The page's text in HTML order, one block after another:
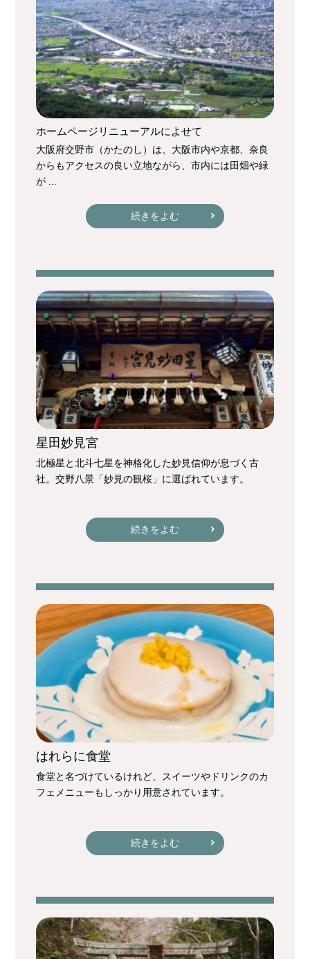
ホームページリニューアルによせて
大阪府交野市（かたのし）は、大阪市内や京都、奈良
からもアクセスの良い立地ながら、市内には田畑や緑
が ...
続きをよむ
星田妙見宮
北極星と北斗七星を神格化した妙見信仰が息づく古
社。交野八景「妙見の観桜」に選ばれています。
続きをよむ
はれらに食堂
食堂と名づけているけれど、スイーツやドリンクのカ
フェメニューもしっかり用意されています。
続きをよむ